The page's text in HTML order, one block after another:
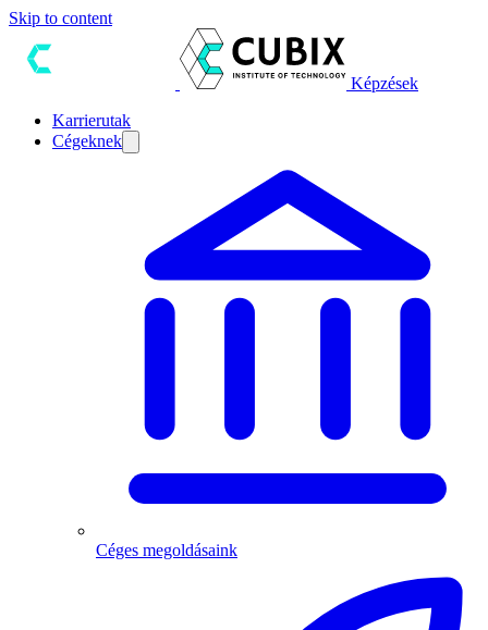
Skip to content
Képzések
Karrierutak
Cégeknek
Céges megoldásaink